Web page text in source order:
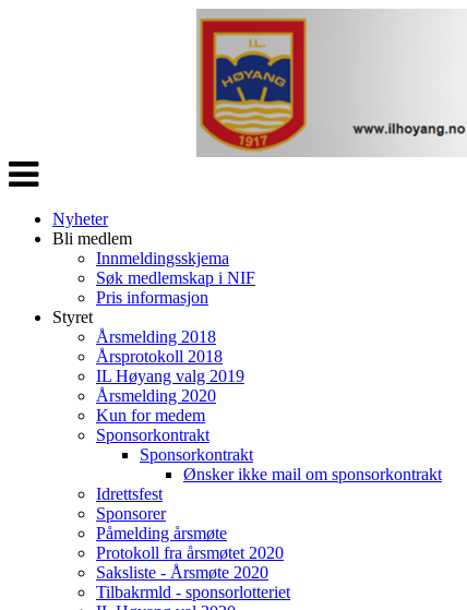
Veksle
navigasjon
Nyheter
Bli medlem
Innmeldingsskjema
Søk medlemskap i NIF
Pris informasjon
Styret
Årsmelding 2018
Årsprotokoll 2018
IL Høyang valg 2019
Årsmelding 2020
Kun for medem
Sponsorkontrakt
Sponsorkontrakt
Ønsker ikke mail om sponsorkontrakt
Idrettsfest
Sponsorer
Påmelding årsmøte
Protokoll fra årsmøtet 2020
Saksliste - Årsmøte 2020
Tilbakrmld - sponsorlotteriet